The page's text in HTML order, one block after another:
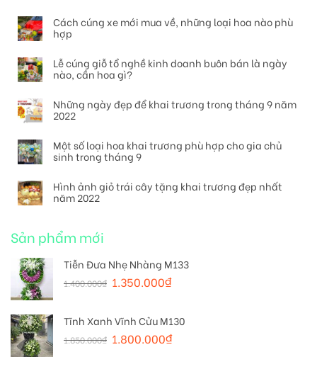
Cách cúng xe mới mua về, những loại hoa nào phù
hợp
Lễ cúng giỗ tổ nghề kinh doanh buôn bán là ngày
nào, cần hoa gì?
Những ngày đẹp để khai trương trong tháng 9 năm
2022
Một số loại hoa khai trương phù hợp cho gia chủ
sinh trong tháng 9
Hình ảnh giỏ trái cây tặng khai trương đẹp nhất
năm 2022
Sản phẩm mới
Tiễn Đưa Nhẹ Nhàng M133
1.400.000₫ 1.350.000₫
Tĩnh Xanh Vĩnh Cửu M130
1.850.000₫ 1.800.000₫